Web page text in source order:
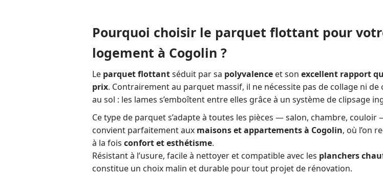
Pourquoi choisir le parquet flottant pour
logement à Cogolin ?
Le parquet flottantséduit par sa polyvalence et son excellent rapport
prix. Contrairement au parquet massif, il ne nécessite pas de collage ni de
au sol : les lames s’emboîtent entre elles grâce à un système de clipsage
Ce type de parquet s’adapte à toutes les pièces — salon, chambre, couloir
convient parfaitement aux maisons et appartements à Cogolin, où l’on
à la fois confort et esthétisme.
Résistant à l’usure, facile à nettoyer et compatible avec les planchers
constitue un choix malin et durable pour tout projet de rénovation.